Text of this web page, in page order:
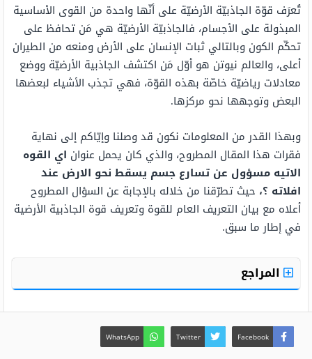
تُعرَف قوّة الجاذبيّة الأرضيّة على أنّها واحدة من القوى الأساسية
المبذولة على الأجسام، فالجاذبيّة الأرضيّة هي مَن تحافظ على
تحكّم الكون وبالتالي ثبات الإنسان على الأرض ومنعه من الطيران
أعلى، والعالم نيوتن هو أوّل مَن اكتشف الجاذبية الأرضيّة ووضع
معادلات رياضيّة خاصّة بهذه القوّة، فهي تجذب الأشياء لبعضها
البعض وتوجهها نحو مركزها.
وبهذا القدر من المعلومات نكون قد وصلنا وإيّاكم إلى نهاية
فقرات هذا المقال المطروح، والذي كان يحمل عنوان اي القوه
الاتيه مسؤول عن تسارع جسم يسقط نحو الارض عند
افلاته ؟، حيث تطرّقنا من خلاله بالإجابة عن السؤال المطروح
أعلاه مع بيان التعريف العام للقوة وتعريف قوة الجاذبية الأرضية
في إطار ما سبق.
المراجع
Facebook
Twitter
WhatsApp